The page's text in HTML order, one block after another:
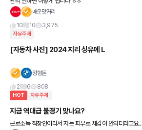
매운맛커리
10
10 3,975
자유주제
[자동차 사진] 2024 지리 싱유에 L
정형돈
2
6 808
HOT 자유주제
지금 역대급 불경기 맞나요?
근로소득 직장인이라서 저는 피부로 체감이 안되더라고요.. 여긴 자영업, 사업체 운영하는